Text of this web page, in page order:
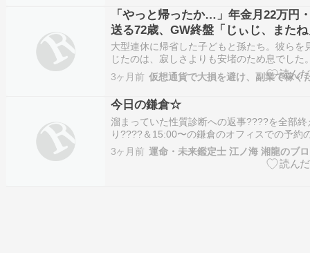
ら、頭の中だけで考えている不安や焦りは、
ら…
「やっと帰ったか…」年金月22万円
送る72歳、GW終盤「じぃじ、また
との別れに“思わず笑顔”のワケ – 幻
オンライン事例・解説
大型連休に帰省した子どもと孫たち。彼らを
じたのは、寂しさよりも安堵のため息でした
む「孫マネー」の出費と、削られる...
3ヶ月前
今日の鎌倉☆
溜まっていた性質診断への返事????を全部終
り????＆15:00〜の鎌倉のオフィスでの予約
ち????といったところで、今日の鎌倉はこ
比較的人の出は少なめな、大型連休最終日＆
週末の今日の鎌倉の街??????????????…
3ヶ月前 運命・未来鑑定士 江ノ海 湘龍のブ